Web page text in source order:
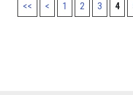
<< < 1 2 3 4